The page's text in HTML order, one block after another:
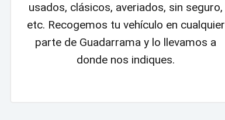
usados, clásicos, averiados, sin seguro,
etc. Recogemos tu vehículo en cualquier
parte de Guadarrama y lo llevamos a
donde nos indiques.